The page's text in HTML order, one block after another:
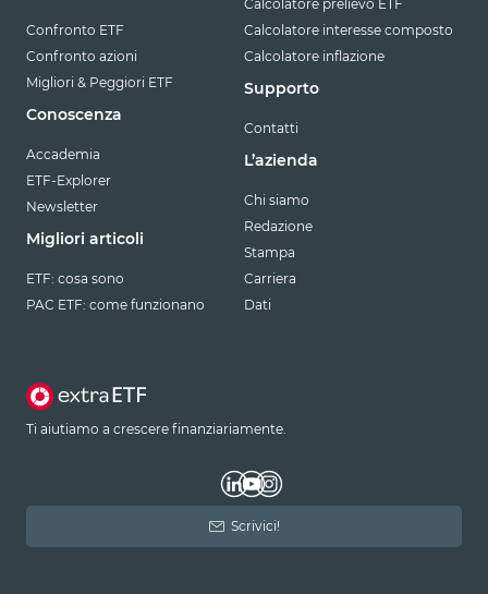
Confronto ETF
Confronto azioni
Migliori & Peggiori ETF
Conoscenza
Accademia
ETF-Explorer
Newsletter
Migliori articoli
ETF: cosa sono
PAC ETF: come funzionano
Calcolatore prelievo ETF
Calcolatore interesse composto
Calcolatore inflazione
Supporto
Contatti
L’azienda
Chi siamo
Redazione
Stampa
Carriera
Dati
Ti aiutiamo a crescere finanziariamente.
Scrivici!